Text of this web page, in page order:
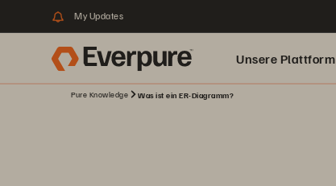
My Updates
Unsere Plattform
Pure Knowledge Was ist ein ER-Diagramm?